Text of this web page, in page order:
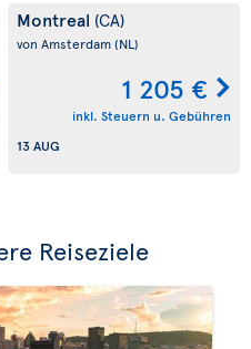
Montreal (CA)
von Amsterdam(NL)
1 205 €
inkl. Steuern u. Gebühren
13 AUG
Reiseziele